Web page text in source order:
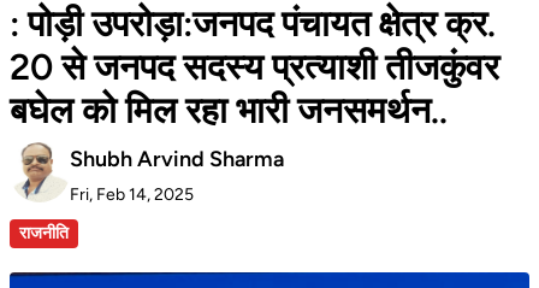
: पोड़ी उपरोड़ा:जनपद पंचायत क्षेत्र क्र.
20 से जनपद सदस्य प्रत्याशी तीजकुंवर
बघेल को मिल रहा भारी जनसमर्थन..
Shubh Arvind Sharma
Fri, Feb 14, 2025
राजनीति